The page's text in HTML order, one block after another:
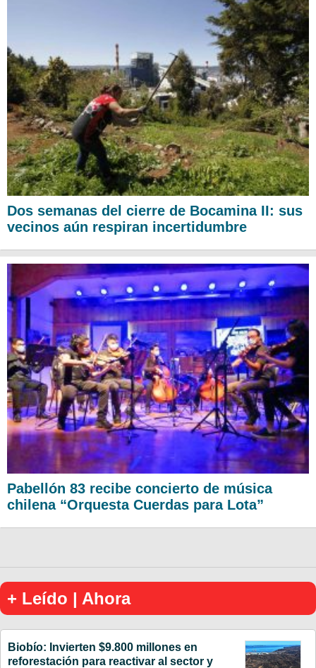
Dos semanas del cierre de Bocamina II: sus
vecinos aún respiran incertidumbre
Pabellón 83 recibe concierto de música
chilena “Orquesta Cuerdas para Lota”
+ Leído | Ahora
Biobío: Invierten $9.800 millones en
reforestación para reactivar al sector y